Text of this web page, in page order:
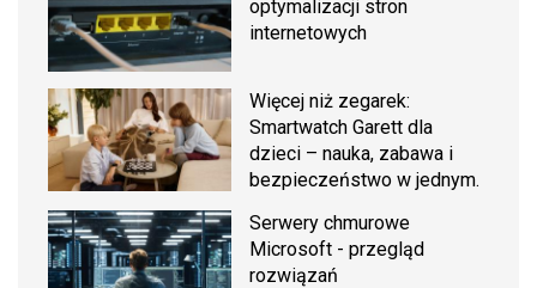
optymalizacji stron
internetowych
Więcej niż zegarek:
Smartwatch Garett dla
dzieci – nauka, zabawa i
bezpieczeństwo w jednym.
Serwery chmurowe
Microsoft - przegląd
rozwiązań